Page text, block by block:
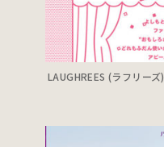
LAUGHREES (ラフリーズ)